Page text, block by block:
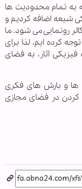
به تمام محدودیت ها
شیعه اضافه کردیم و
رونمایی می شود. ما
کرده ایم، لذا برای
آثار، به فضای
ها و بارش های فکری
کردن در فضای مجازی